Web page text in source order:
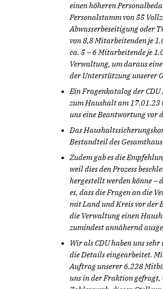
einen höheren
Personalstamm von 55
Abwasserbeseitigung oder
von 8,8 Mitarbeitenden je
ca. 5 – 6 Mitarbeitende je
Verwaltung, um daraus
der Unterstützung unserer
Ein Fragenkatalog der
zum Haushalt am
uns eine Beantwortung vor
Das
Bestandteil des
Zudem gab es die
weil dies den Prozess
hergestellt werden könne –
es, dass die Fragen an die
mit Land und Kreis vor der
die Verwaltung einen
zumindest annähernd
Wir als CDU haben uns
die Details eingearbeitet.
Auftrag unserer 6.228
uns in der Fraktion gefragt,